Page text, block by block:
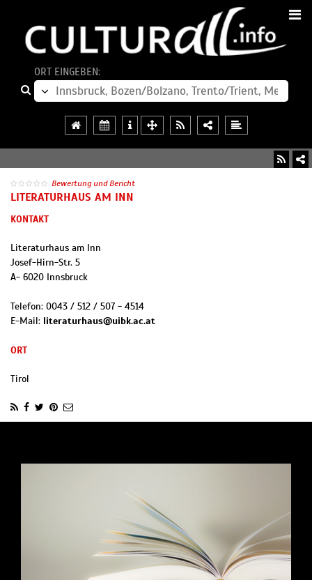
ORT EINGEBEN:
Bewertung und Bericht
LITERATURHAUS AM INN
KONTAKT
Literaturhaus am Inn
Josef-Hirn-Str. 5
A- 6020 Innsbruck
Telefon: 0043 / 512 / 507 - 4514
E-Mail: literaturhaus@uibk.ac.at
ORT
Tirol